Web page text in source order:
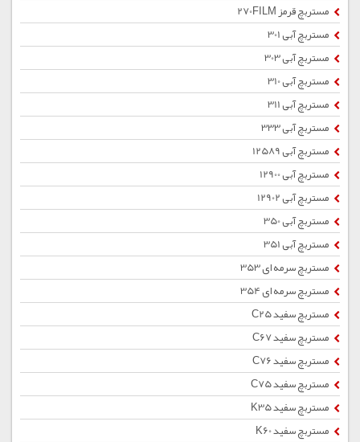
مستربچ قرمز 270FILM
مستربچ آبی 301
مستربچ آبی 303
مستربچ آبی 310
مستربچ آبی 311
مستربچ آبی 333
مستربچ آبی 12589
مستربچ آبی 12900
مستربچ آبی 12902
مستربچ آبی 350
مستربچ آبی 351
مستربچ سرمه ای 353
مستربچ سرمه ای 354
مستربچ سفید C25
مستربچ سفید C67
مستربچ سفید C76
مستربچ سفید C75
مستربچ سفید K35
مستربچ سفید K60